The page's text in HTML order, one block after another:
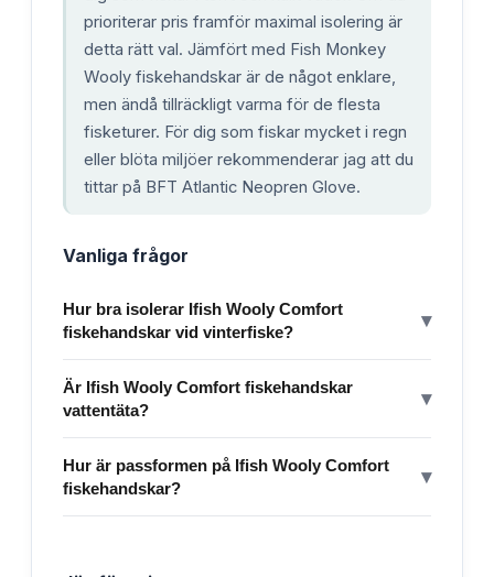
prioriterar pris framför maximal isolering är
detta rätt val. Jämfört med Fish Monkey
Wooly fiskehandskar är de något enklare,
men ändå tillräckligt varma för de flesta
fisketurer. För dig som fiskar mycket i regn
eller blöta miljöer rekommenderar jag att du
tittar på BFT Atlantic Neopren Glove.
Vanliga frågor
Hur bra isolerar Ifish Wooly Comfort
fiskehandskar vid vinterfiske?
▾
Är Ifish Wooly Comfort fiskehandskar
vattentäta?
▾
Hur är passformen på Ifish Wooly Comfort
fiskehandskar?
▾